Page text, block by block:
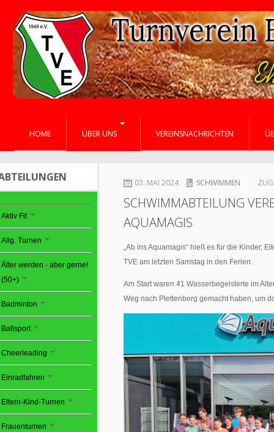
HOME ÜBER UNS VEREINSNACHRICHTEN
03. MAI 2024 SCHWIMMEN
SCHWIMMABTEILUNG
AQUAMAGIS
„Ab ins Aquamagis“ hieß es für die Kinder,
TVE am letzten Samstag in den Ferien.
Am Start waren 41 Wasserbegeisterte im
Weg nach Plettenberg gemacht haben, um
Aktiv Fit
Allg. Turnen
Älter werden - aber gerne!
(50+)
Badminton
Ballsport
Cheerleading
Einradfahren
Eltern-Kind-Turnen
Frauenturnen